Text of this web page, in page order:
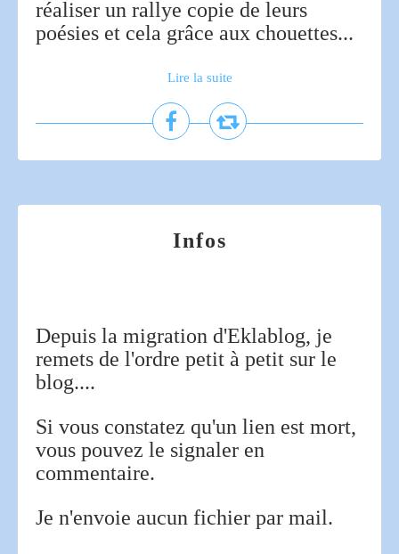
réaliser un rallye copie de leurs
poésies et cela grâce aux chouettes...
Lire la suite
Infos
Depuis la migration d'Eklablog, je
remets de l'ordre petit à petit sur le
blog....
Si vous constatez qu'un lien est mort,
vous pouvez le signaler en
commentaire.
Je n'envoie aucun fichier par mail.